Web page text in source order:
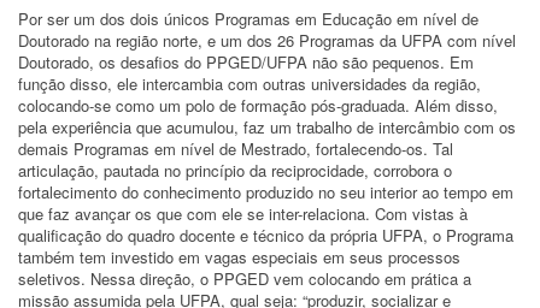
Por ser um dos dois únicos Programas em Educação em nível de
Doutorado na região norte, e um dos 26 Programas da UFPA com nível
Doutorado, os desafios do PPGED/UFPA não são pequenos. Em
função disso, ele intercambia com outras universidades da região,
colocando-se como um polo de formação pós-graduada. Além disso,
pela experiência que acumulou, faz um trabalho de intercâmbio com os
demais Programas em nível de Mestrado, fortalecendo-os. Tal
articulação, pautada no princípio da reciprocidade, corrobora o
fortalecimento do conhecimento produzido no seu interior ao tempo em
que faz avançar os que com ele se inter-relaciona. Com vistas à
qualificação do quadro docente e técnico da própria UFPA, o Programa
também tem investido em vagas especiais em seus processos
seletivos. Nessa direção, o PPGED vem colocando em prática a
missão assumida pela UFPA, qual seja: “produzir, socializar e